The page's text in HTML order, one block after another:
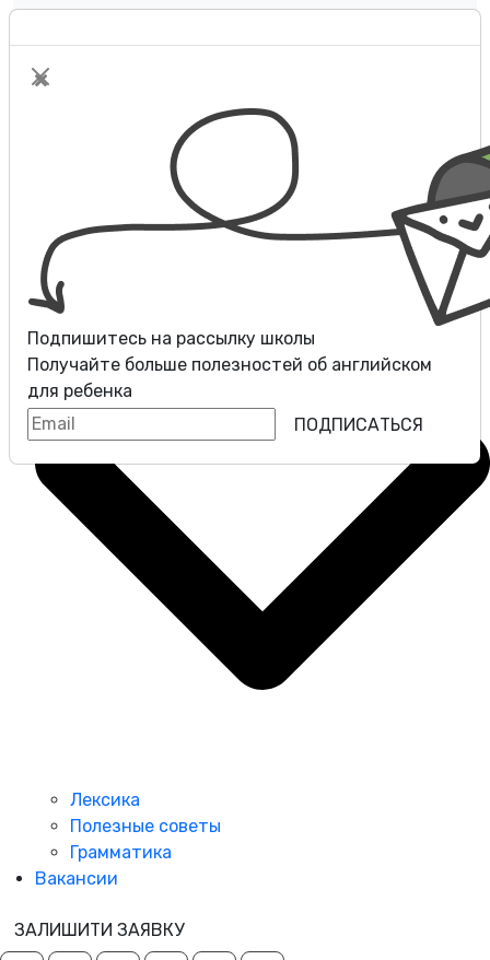
Разговорные клубы
Блог
Лексика
Полезные советы
Грамматика
Вакансии
ЗАЛИШИТИ ЗАЯВКУ
Подпишитесь на рассылку школы
Получайте больше полезностей об английском
для ребенка
ПОДПИСАТЬСЯ